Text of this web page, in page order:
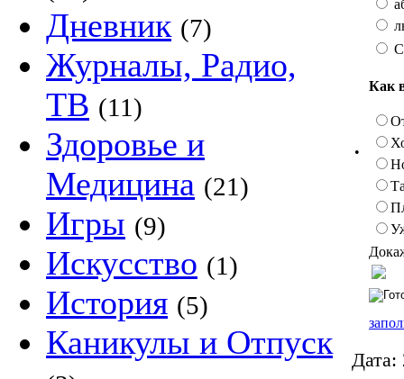
Дневник (7)
Журналы, Радио,
ТВ (11)
Здоровье и
Медицина (21)
Игры (9)
Искусство (1)
История (5)
Каникулы и Отпуск
•
Как
Дата: